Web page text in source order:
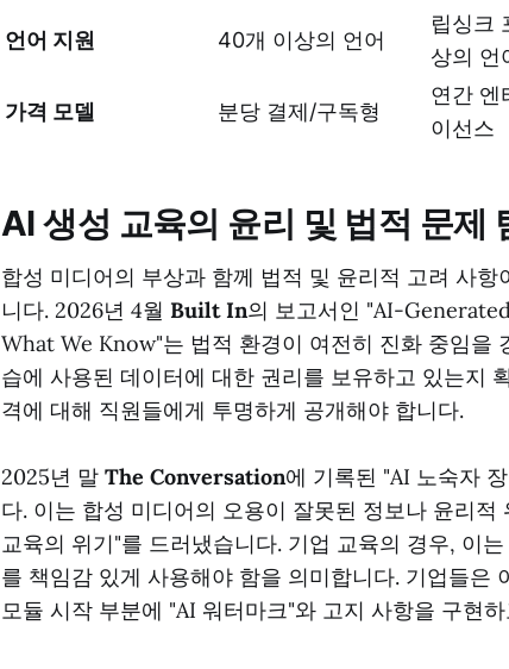
언어 지원 40개 이상의 언어
립싱크
상의 언
가격 모델 분당 결제/구독형
연간 엔
이선스
AI 생성 교육의 윤리 및 법적 문제
합성 미디어의 부상과 함께 법적 및 윤리적 고려 사
니다. 2026년 4월 Built In의 보고서인 "AI-
What We Know"는 법적 환경이 여전히 진화 중임을
습에 사용된 데이터에 대한 권리를 보유하고 있는지
격에 대해 직원들에게 투명하게 공개해야 합니다.
2025년 말 The Conversation에 기록된 "AI 노숙자
다. 이는 합성 미디어의 오용이 잘못된 정보나 윤리
교육의 위기"를 드러냈습니다. 기업 교육의 경우, 이는
를 책임감 있게 사용해야 함을 의미합니다. 기업들은
모듈 시작 부분에 "AI 워터마크"와 고지 사항을 구현